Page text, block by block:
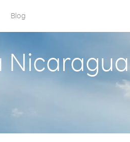
Blog
Nicaragua